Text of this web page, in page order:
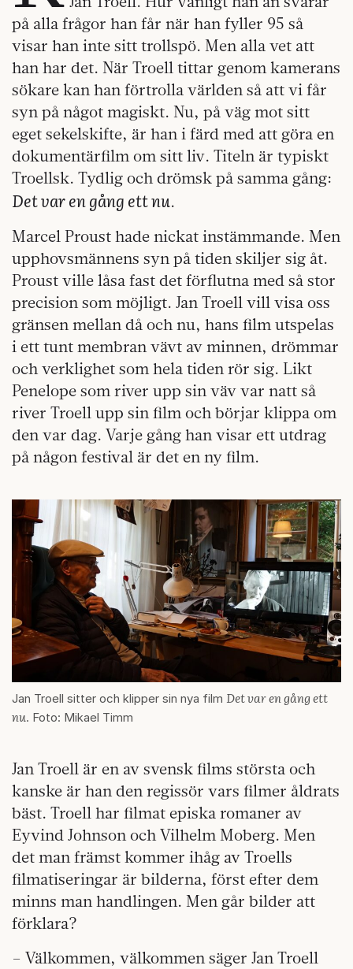
på alla frågor han får när han fyller 95 så
visar han inte sitt trollspö. Men alla vet att
han har det. När Troell tittar genom kamerans
sökare kan han förtrolla världen så att vi får
syn på något magiskt. Nu, på väg mot sitt
eget sekelskifte, är han i färd med att göra en
dokumentärfilm om sitt liv. Titeln är typiskt
Troellsk. Tydlig och drömsk på samma gång:
Det var en gång ett nu.
Marcel Proust hade nickat instämmande. Men
upphovsmännens syn på tiden skiljer sig åt.
Proust ville låsa fast det förflutna med så stor
precision som möjligt. Jan Troell vill visa oss
gränsen mellan då och nu, hans film utspelas
i ett tunt membran vävt av minnen, drömmar
och verklighet som hela tiden rör sig. Likt
Penelope som river upp sin väv var natt så
river Troell upp sin film och börjar klippa om
den var dag. Varje gång han visar ett utdrag
på någon festival är det en ny film.
Jan Troell sitter och klipper sin nya film Det var en gång ett
nu. Foto: Mikael Timm
Jan Troell är en av svensk films största och
kanske är han den regissör vars filmer åldrats
bäst. Troell har filmat episka romaner av
Eyvind Johnson och Vilhelm Moberg. Men
det man främst kommer ihåg av Troells
filmatiseringar är bilderna, först efter dem
minns man handlingen. Men går bilder att
förklara?
– Välkommen, välkommen säger Jan Troell